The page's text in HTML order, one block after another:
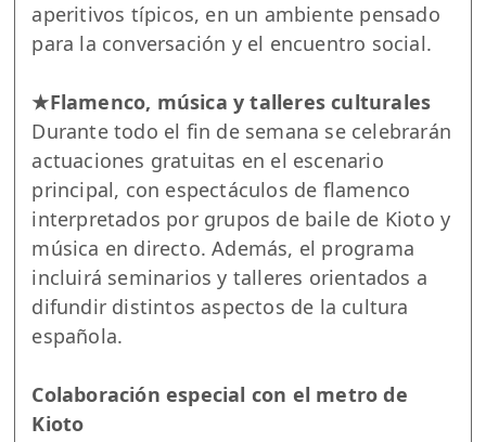
aperitivos típicos, en un ambiente pensado
para la conversación y el encuentro social.
★Flamenco, música y talleres culturales
Durante todo el fin de semana se celebrarán
actuaciones gratuitas en el escenario
principal, con espectáculos de flamenco
interpretados por grupos de baile de Kioto y
música en directo. Además, el programa
incluirá seminarios y talleres orientados a
difundir distintos aspectos de la cultura
española.
Colaboración especial con el metro de
Kioto